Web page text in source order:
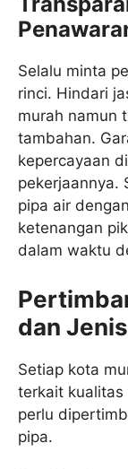
Selalu minta
rinci. Hindari
murah namun
tambahan.
kepercayaan
pekerjaannya.
pipa air
ketenangan
dalam waktu
dan
Setiap kota
terkait kualitas
perlu
pipa.